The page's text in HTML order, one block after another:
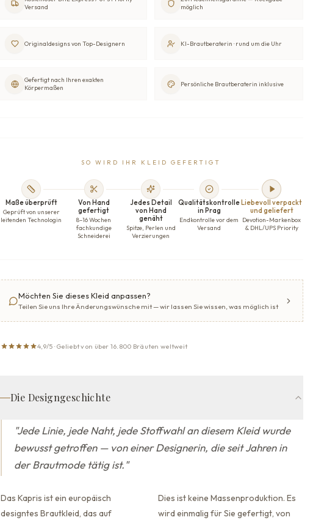
Versand
möglich
Originaldesigns von Top-Designern KI-Brautberaterin · rund um die Uhr
Gefertigt nach Ihren exakten
Körpermaßen
Persönliche Brautberaterin inklusive
SO WIRD IHR KLEID GEFERTIGT
Maße überprüft
Geprüft von unserer
leitenden Technologin
Von Hand
gefertigt
8–16 Wochen
fachkundige
Schneiderei
Jedes Detail
von Hand
genäht
Spitze, Perlen und
Verzierungen
Qualitätskontrolle
in Prag
Endkontrolle vor dem
Versand
Liebevoll verpackt
und geliefert
Devotion-Markenbox
& DHL/UPS Priority
Möchten Sie dieses Kleid anpassen?
Teilen Sie uns Ihre Änderungswünsche mit — wir lassen Sie wissen, was möglich ist
4,9/5 · Geliebt von über 16.800 Bräuten weltweit
Die Designgeschichte
"Jede Linie, jede Naht, jede Stoffwahl an diesem Kleid wurde
bewusst getroffen — von einer Designerin, die seit Jahren in
der Brautmode tätig ist."
Das Kapris ist ein europäisch
designtes Brautkleid, das auf
Dies ist keine Massenproduktion. Es
wird einmalig für Sie gefertigt, von